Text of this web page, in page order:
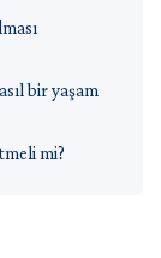
bir yaşam
mi?